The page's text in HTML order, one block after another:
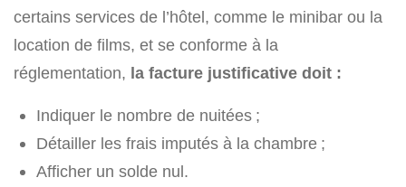
certains services de l’hôtel, comme le minibar ou la
location de films, et se conforme à la
réglementation, la facture justificative doit :
Indiquer le nombre de nuitées ;
Détailler les frais imputés à la chambre ;
Afficher un solde nul.